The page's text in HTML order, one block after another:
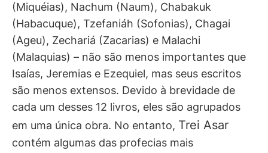
(Miquéias), Nachum (Naum), Chabakuk
(Habacuque), Tzefaniáh (Sofonias), Chagai
(Ageu), Zechariá (Zacarias) e Malachi
(Malaquias) – não são menos importantes que
Isaías, Jeremias e Ezequiel, mas seus escritos
são menos extensos. Devido à brevidade de
cada um desses 12 livros, eles são agrupados
em uma única obra. No entanto, Trei Asar
contém algumas das profecias mais